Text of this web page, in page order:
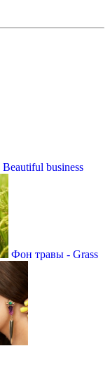
business
Фон травы - Grass